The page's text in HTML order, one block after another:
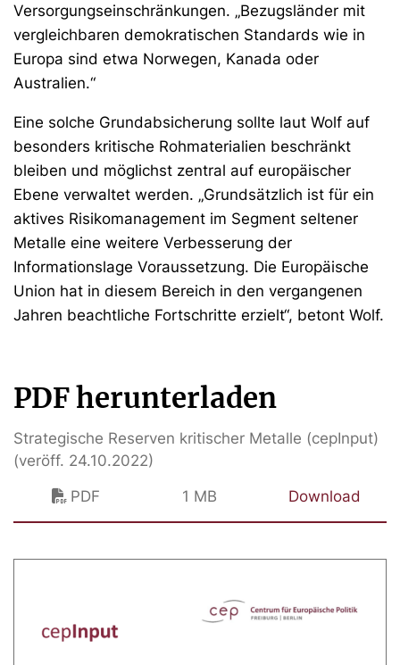
Versorgungseinschränkungen. „Bezugsländer mit
vergleichbaren demokratischen Standards wie in
Europa sind etwa Norwegen, Kanada oder
Australien.“
Eine solche Grundabsicherung sollte laut Wolf auf
besonders kritische Rohmaterialien beschränkt
bleiben und möglichst zentral auf europäischer
Ebene verwaltet werden. „Grundsätzlich ist für ein
aktives Risikomanagement im Segment seltener
Metalle eine weitere Verbesserung der
Informationslage Voraussetzung. Die Europäische
Union hat in diesem Bereich in den vergangenen
Jahren beachtliche Fortschritte erzielt“, betont Wolf.
PDF herunterladen
Strategische Reserven kritischer Metalle (cepInput)
(veröff. 24.10.2022)
PDF
1 MB Download